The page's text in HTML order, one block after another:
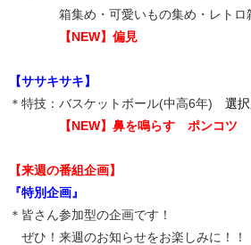
箱集め・可愛いもの集め・レトロ
【NEW】偏見
【ササキサキ】
＊特技：バスケットボール(中高6年) 選
【NEW】 鼻を鳴らす ポンコツ
【来週の番組企画】
『特別企画』
＊皆さん参加型の企画です！
ぜひ！来週のお知らせをお楽しみに！！